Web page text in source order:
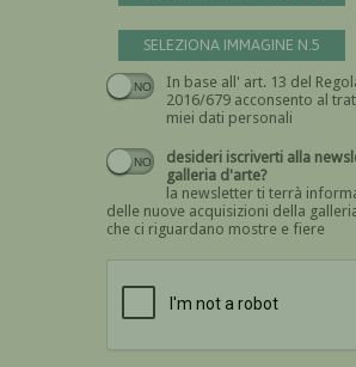
SELEZIONA IMMAGINE N.5
In base all' art. 13 del
2016/679 acconsento al trattamento dei
miei dati personali
desideri iscriverti alla newsletter di
galleria d'arte?
la newsletter ti terrà
delle nuove acquisizioni della
che ci riguardano mostre e fiere